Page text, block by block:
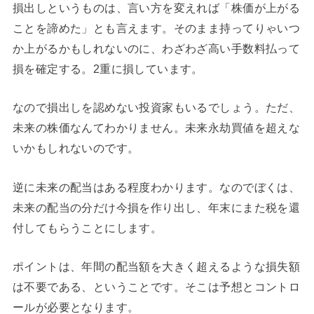
損出しというものは、言い方を変えれば「株価が上がる
ことを諦めた」とも言えます。そのまま持ってりゃいつ
か上がるかもしれないのに、わざわざ高い手数料払って
損を確定する。2重に損しています。
なので損出しを認めない投資家もいるでしょう。ただ、
未来の株価なんてわかりません。未来永劫買値を超えな
いかもしれないのです。
逆に未来の配当はある程度わかります。なのでぼくは、
未来の配当の分だけ今損を作り出し、年末にまた税を還
付してもらうことにします。
ポイントは、年間の配当額を大きく超えるような損失額
は不要である、ということです。そこは予想とコントロ
ールが必要となります。